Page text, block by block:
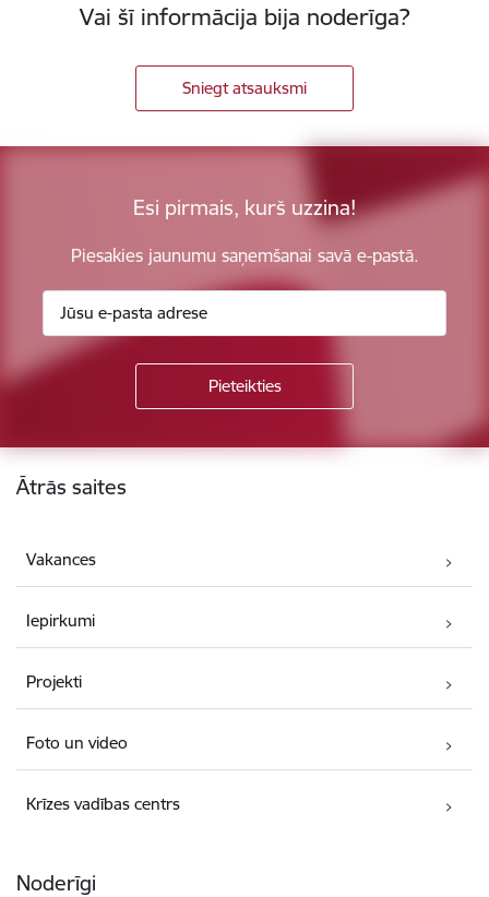
Vai šī informācija bija noderīga?
Sniegt atsauksmi
Esi pirmais, kurš uzzina!
Piesakies jaunumu saņemšanai savā e-pastā.
Kājene
Ātrās saites
Vakances
Iepirkumi
Projekti
Foto un video
Krīzes vadības centrs
Noderīgi